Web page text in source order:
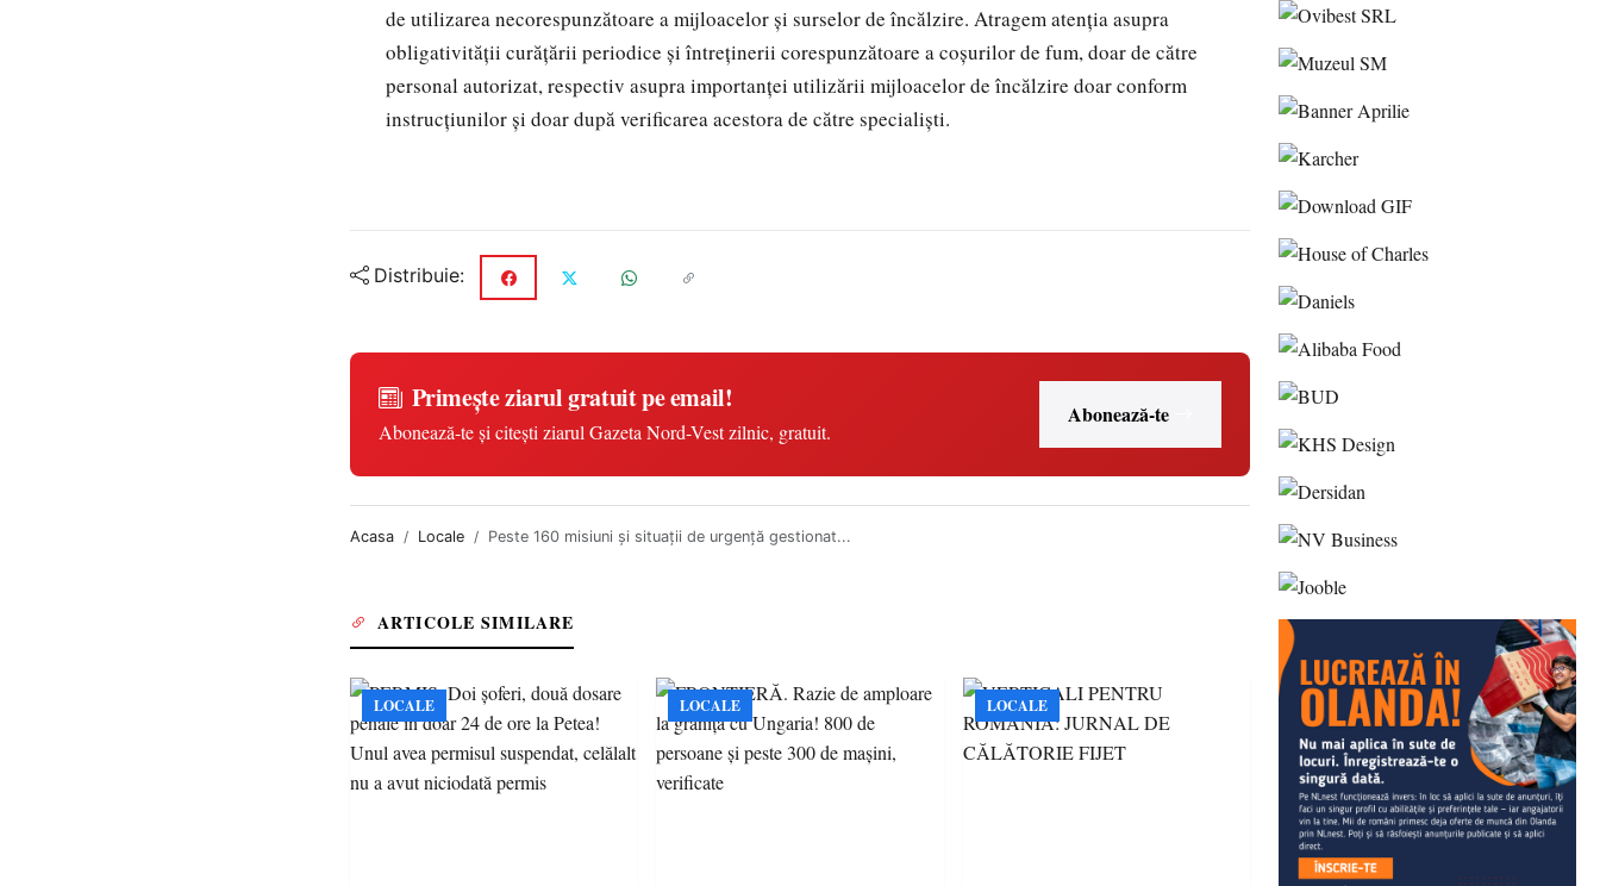
de utilizarea necorespunzătoare a mijloacelor şi surselor de încălzire. Atragem atenţia asupra
obligativităţii curățării periodice și întreținerii corespunzătoare a coșurilor de fum, doar de către
personal autorizat, respectiv asupra importanţei utilizării mijloacelor de încălzire doar conform
instrucţiunilor şi doar după verificarea acestora de către specialişti.
Distribuie:
Primește ziarul gratuit pe email!
Abonează-te și citești ziarul Gazeta Nord-Vest zilnic, gratuit.
Abonează-te
Acasa Locale Peste 160 misiuni şi situații de urgență gestionat...
ARTICOLE SIMILARE
LOCALE LOCALE LOCALE